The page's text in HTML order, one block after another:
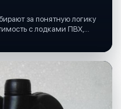
за понятную логику
с лодками ПВХ,